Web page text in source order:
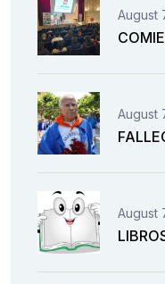
August
August
August